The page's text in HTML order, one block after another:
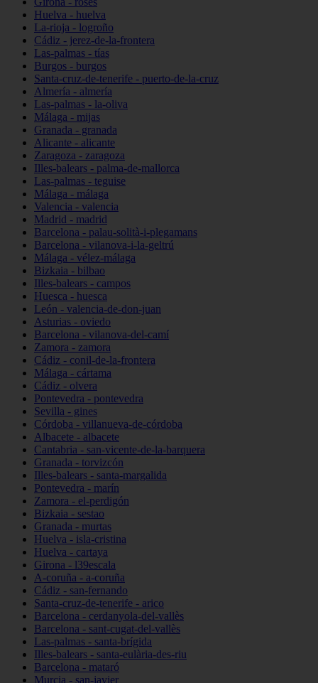
Huelva - huelva
La-rioja - logroño
Cádiz - jerez-de-la-frontera
Las-palmas - tías
Burgos - burgos
Santa-cruz-de-tenerife - puerto-de-la-cruz
Almería - almería
Las-palmas - la-oliva
Málaga - mijas
Granada - granada
Alicante - alicante
Zaragoza - zaragoza
Illes-balears - palma-de-mallorca
Las-palmas - teguise
Málaga - málaga
Valencia - valencia
Madrid - madrid
Barcelona - palau-solità-i-plegamans
Barcelona - vilanova-i-la-geltrú
Málaga - vélez-málaga
Bizkaia - bilbao
Illes-balears - campos
Huesca - huesca
León - valencia-de-don-juan
Asturias - oviedo
Barcelona - vilanova-del-camí
Zamora - zamora
Cádiz - conil-de-la-frontera
Málaga - cártama
Cádiz - olvera
Pontevedra - pontevedra
Sevilla - gines
Córdoba - villanueva-de-córdoba
Albacete - albacete
Cantabria - san-vicente-de-la-barquera
Granada - torvizcón
Illes-balears - santa-margalida
Pontevedra - marín
Zamora - el-perdigón
Bizkaia - sestao
Granada - murtas
Huelva - isla-cristina
Huelva - cartaya
Girona - l39escala
A-coruña - a-coruña
Cádiz - san-fernando
Santa-cruz-de-tenerife - arico
Barcelona - cerdanyola-del-vallès
Barcelona - sant-cugat-del-vallès
Las-palmas - santa-brígida
Illes-balears - santa-eulària-des-riu
Barcelona - mataró
Murcia - san-javier